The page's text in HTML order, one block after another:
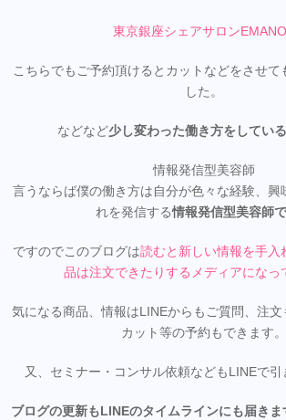
東京銀座シェアサロン
こちらでもご予約頂けるとカットなどをさせて
した。
などなど少し変わった働き方をしてい
情報発信型美容師
言うならば僕の働き方は自分が色々な経験、興
れを発信する情報発信型美容師で
ですのでこのブログは読むと新しい情報を手入
品は注文できたりするメディアになっ
気になる商品、情報はLINEからもご質問、注
カット等の予約もできます。
又、セミナー・コンサル依頼などもLINEで引
ブログの更新もLINEのタイムラインにも届き